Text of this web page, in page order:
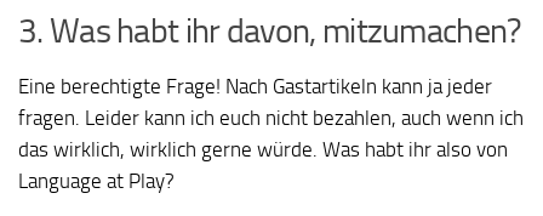
3. Was habt ihr davon, mitzumachen?
Eine berechtigte Frage! Nach Gastartikeln kann ja jeder
fragen. Leider kann ich euch nicht bezahlen, auch wenn ich
das wirklich, wirklich gerne würde. Was habt ihr also von
Language at Play?